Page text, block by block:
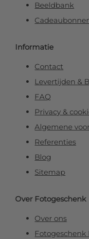
Beeldbank
Informatie
Contact
Levertijden &
FAQ
Privacy &
Algemene
Referenties
Blog
Sitemap
Over Fotogeschenk
Over ons
Fotogeschenk